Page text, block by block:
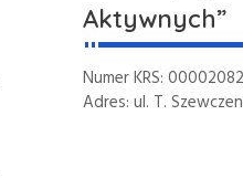
Aktywnych”
Numer KRS:
Adres: ul. T.